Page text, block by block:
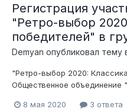
Регистрация
"Ретро-выбор
победителей" в
Demyan опубликовал тему
"Ретро-выбор 2020:
Общественное объединение
советского автопрома.
8 мая 2020 3 ответа